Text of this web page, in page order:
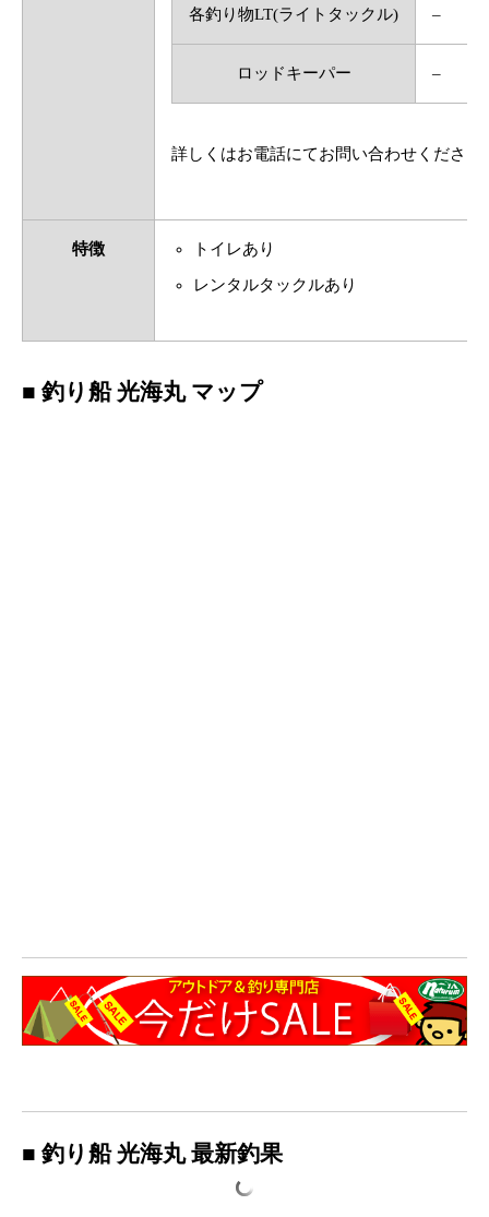
各釣り物LT(ライトタックル) –
ロッドキーパー –
詳しくはお電話にてお問い合わせください
特徴 トイレあり
レンタルタックルあり
■ 釣り船 光海丸 マップ
■ 釣り船 光海丸 最新釣果